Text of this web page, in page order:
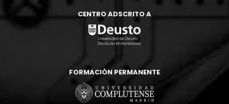
CENTRO ADSCRITO A
FORMACIÓN PERMANENTE